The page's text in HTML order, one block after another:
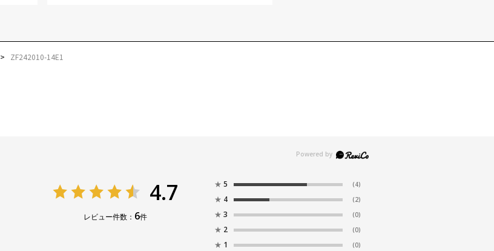
ZF242010-14E1
4.7
レビュー件数： 6件
★ 5 (4)
★ 4 (2)
★ 3 (0)
★ 2 (0)
★ 1 (0)